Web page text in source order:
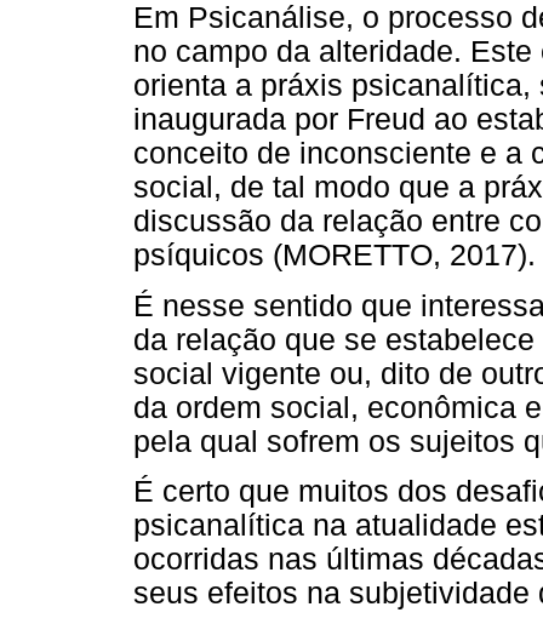
Em Psicanálise, o processo
no campo da alteridade.
orienta a práxis
inaugurada por Freud ao
conceito de inconsciente e a
social, de tal modo que a
discussão da relação entre
psíquicos (MORETTO, 2017).
É nesse sentido que
da relação que se
social vigente ou, dito de
da ordem social, econômica
pela qual sofrem os sujeitos
É certo que muitos dos
psicanalítica na atualidade
ocorridas nas últimas
seus efeitos na subjetividade